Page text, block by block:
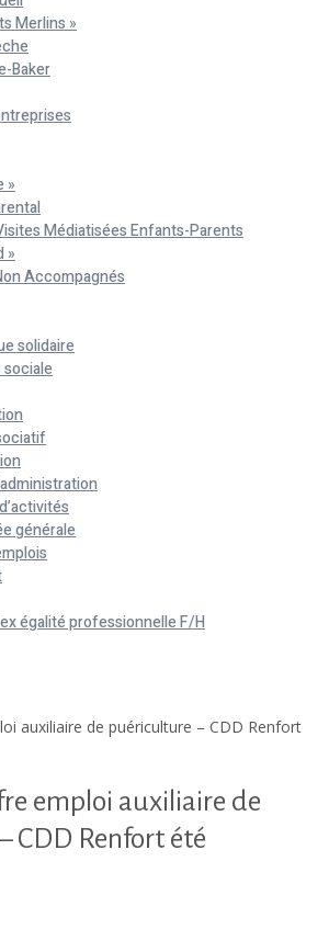
Merlins »
Baker
»
Médiatisées Enfants-Parents
»
Accompagnés
solidaire
sociale
générale
égalité professionnelle F/H
auxiliaire de puériculture – CDD Renfort
emploi auxiliaire de
CDD Renfort été